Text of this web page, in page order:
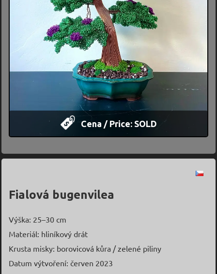
Cena / Price: SOLD
Fialová bugenvilea
Výška: 25–30 cm
Materiál: hliníkový drát
Krusta misky: borovicová kůra / zelené piliny
Datum výtvoření: červen 2023